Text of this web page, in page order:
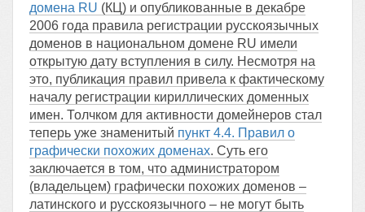
домена RU (КЦ) и опубликованные в декабре
2006 года правила регистрации русскоязычных
доменов в национальном домене RU имели
открытую дату вступления в силу. Несмотря на
это, публикация правил привела к фактическому
началу регистрации кириллических доменных
имен. Толчком для активности домейнеров стал
теперь уже знаменитый пункт 4.4. Правил о
графически похожих доменах. Суть его
заключается в том, что администратором
(владельцем) графически похожих доменов –
латинского и русскоязычного – не могут быть